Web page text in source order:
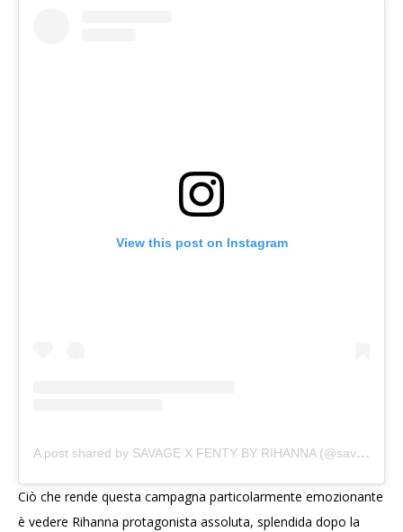
View this post on Instagram
A
post shared by SAVAGE X FENTY BY RIHANNA (@savagexfenty)
Ciò che rende questa campagna particolarmente emozionante
è vedere Rihanna protagonista assoluta, splendida dopo la